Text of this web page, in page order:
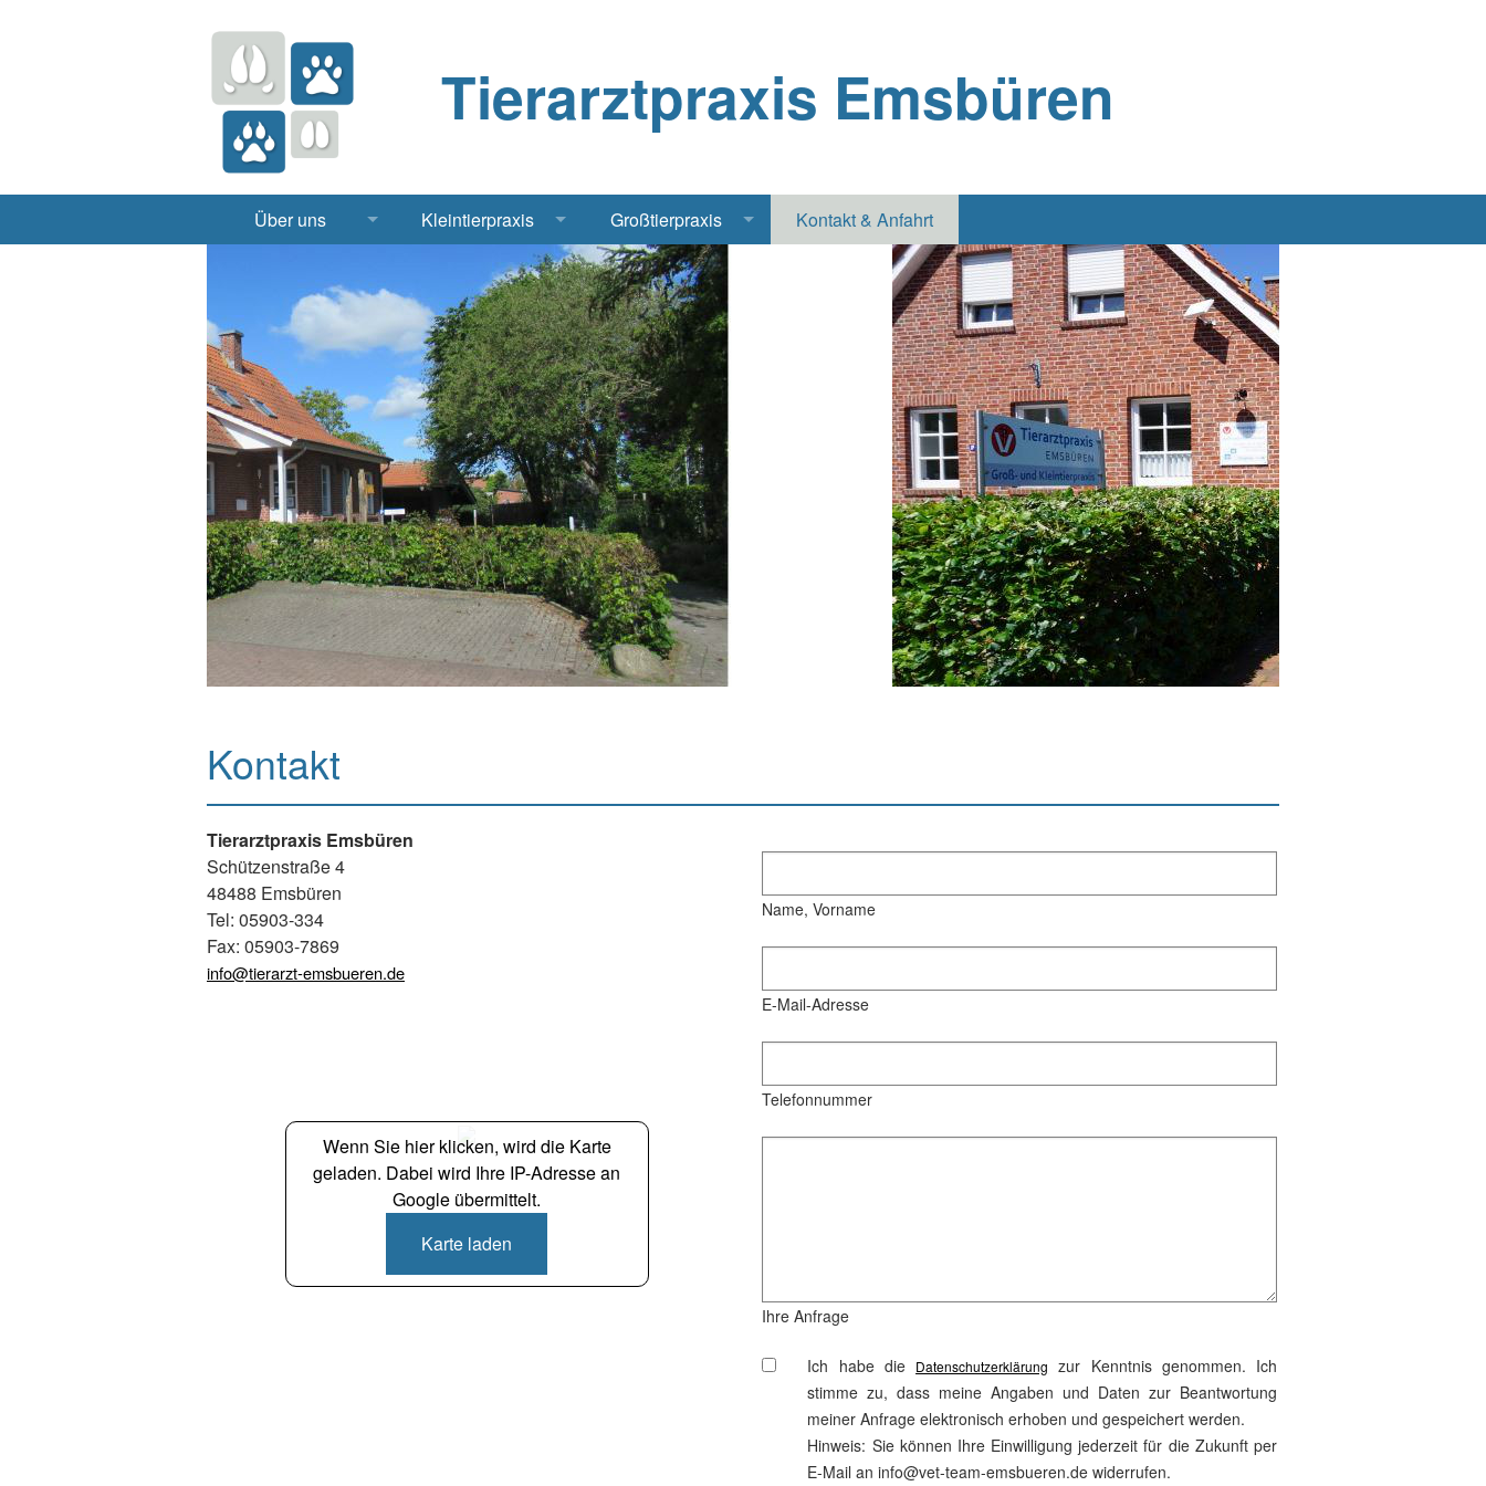
Tierarztpraxis Emsbüren
Über uns
Apotheke
Labor
Notdienst
Jobs & Praktikum
Kleintierpraxis
Hund, Katze
Heimtiere
Röntgen Ultraschall Elektrochirurgie Narkose
Großtierpraxis
Bestandsbetreuung Schwein
Bestandsbetreuung Rind
Pferde
Geflügel, Tauben, Hühner
Kontakt & Anfahrt
Kontakt
Tierarztpraxis Emsbüren
Schützenstraße 4
48488 Emsbüren
Tel: 05903-334
Fax: 05903-7869
info@tierarzt-emsbueren.de
Wenn Sie hier klicken, wird die Karte
geladen. Dabei wird Ihre IP-Adresse an
Google übermittelt.
Karte laden
Name, Vorname
E-Mail-Adresse
Telefonnummer
Ihre Anfrage
Ich habe die Datenschutzerklärung zur Kenntnis genommen. Ich
stimme zu, dass meine Angaben und Daten zur Beantwortung
meiner Anfrage elektronisch erhoben und gespeichert werden.
Hinweis: Sie können Ihre Einwilligung jederzeit für die Zukunft per
E-Mail an info@vet-team-emsbueren.de widerrufen.